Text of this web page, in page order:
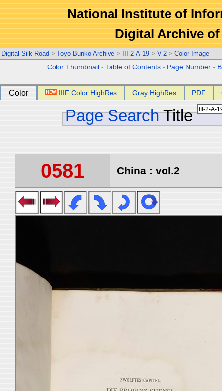
National Institute of
Digital Archive
Digital Silk Road > Toyo Bunko Archive > III-2-A-19 > V-2 > Color Image
Color Thumbnail -Table of Contents - Page Number -
Color IIIF Color HighRes Gray HighRes PDF
Page Search Title
0581 China : vol.2